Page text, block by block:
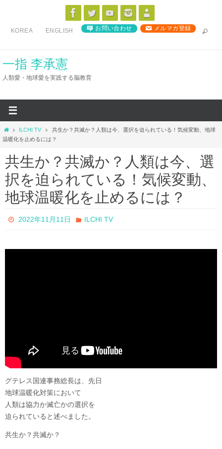
ス
KOREA ENGLISH お問い合わせ メルマガ登録
一指 李承憲
人類愛・地球愛を実践する脳教育
ホ
ー
ILCHI TV
共生か？共滅か？人類は今、選択を迫られている！気候変動、地球
温暖化を止めるには？
共生か？共滅か？人類は今、選
択を迫られている！気候変動、
地球温暖化を止めるには？
2022年11月11日 ILCHI TV
グテレス国連事務総長は、先日
地球温暖化対策において
人類は協力か滅亡かの選択を
迫られていると述べました。
共生か？共滅か？